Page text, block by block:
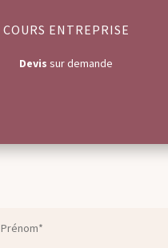
COURS ENTREPRISE
Devis sur demande